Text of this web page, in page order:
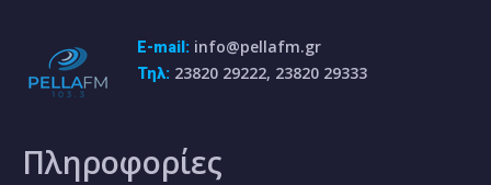
E-mail: info@pellafm.gr
Τηλ: 23820 29222, 23820 29333
Πληροφορίες